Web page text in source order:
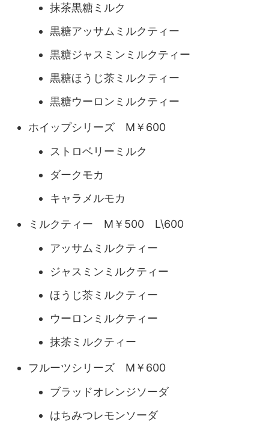
抹茶黒糖ミルク
黒糖アッサムミルクティー
黒糖ジャスミンミルクティー
黒糖ほうじ茶ミルクティー
黒糖ウーロンミルクティー
ホイップシリーズ M￥600
ストロベリーミルク
ダークモカ
キャラメルモカ
ミルクティー M￥500 L\600
アッサムミルクティー
ジャスミンミルクティー
ほうじ茶ミルクティー
ウーロンミルクティー
抹茶ミルクティー
フルーツシリーズ M￥600
ブラッドオレンジソーダ
はちみつレモンソーダ